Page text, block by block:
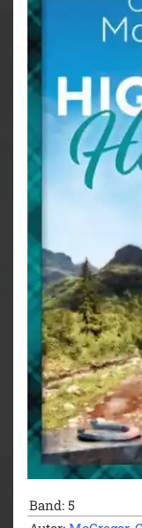
Wann kommt der
geht und es
♥♥♥
Kirkby ist
Kirkby auf einen
Alle Geschichten
können
Highland
Highland
Highland
Highland
Die
Kurzroman
Highland
Highland
Highland
Kirkby
Highland
Kirkby (2024)
Highland
(2024)
Band: 5